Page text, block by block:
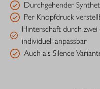
Durchgehender
Per Knopfdruck
Hinterschaft durch zwei
individuell anpassbar
Auch als Silence